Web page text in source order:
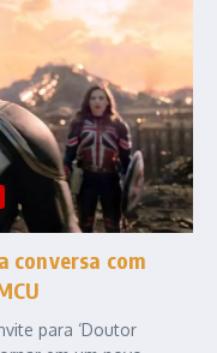
conversa com
para ‘Doutor